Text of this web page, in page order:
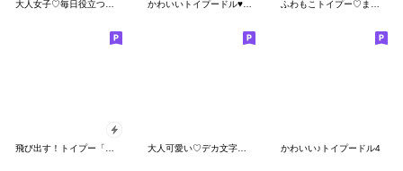
かわいい♪トイプードル4